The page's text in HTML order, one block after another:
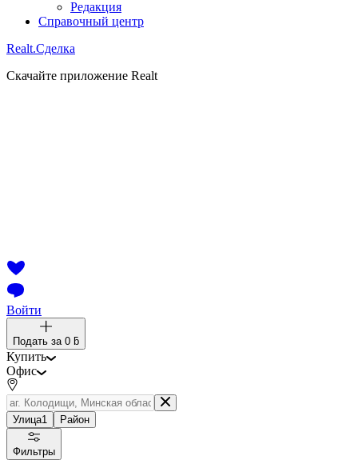
Редакция
Справочный центр
Realt.Сделка
Скачайте приложение Realt
Войти
Подать за 0 ƃ
Купить
Офис
Улица1 Район
Фильтры